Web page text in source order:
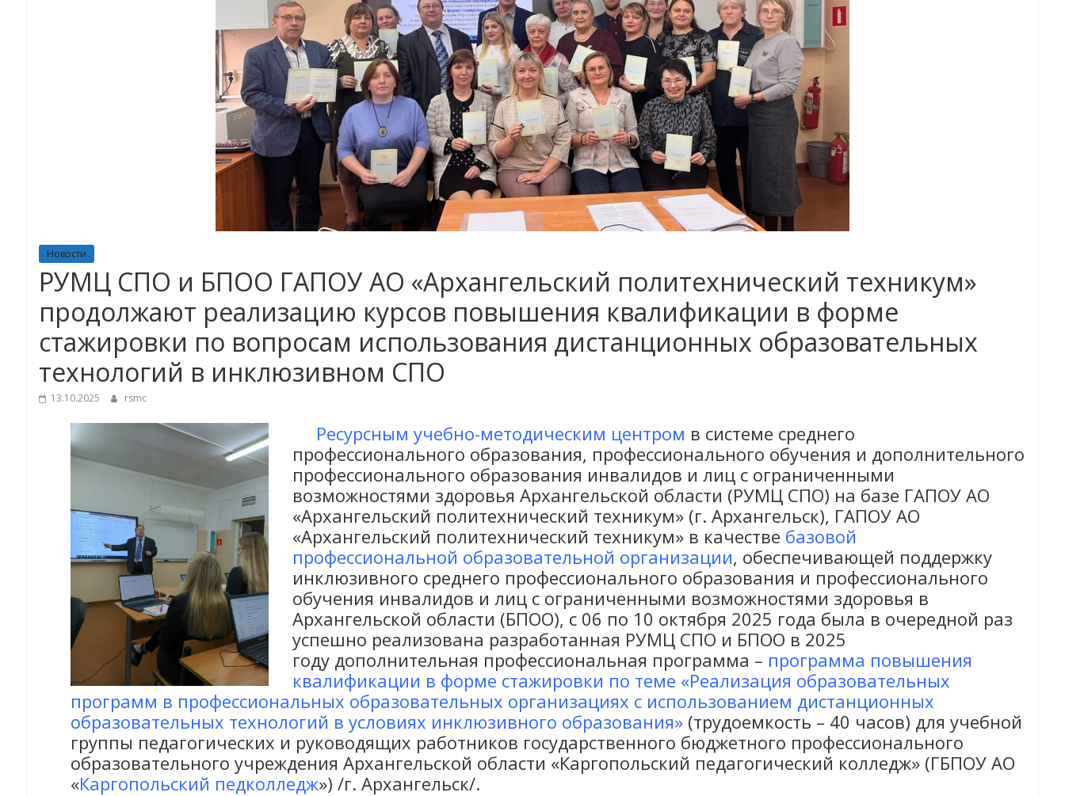
Новости
РУМЦ СПО и БПОО ГАПОУ АО «Архангельский политехнический техникум»
продолжают реализацию курсов повышения квалификации в форме
стажировки по вопросам использования дистанционных образовательных
технологий в инклюзивном СПО
13.10.2025 rsmc
Ресурсным учебно-методическим центром в системе среднего
профессионального образования, профессионального обучения и дополнительного
профессионального образования инвалидов и лиц с ограниченными
возможностями здоровья Архангельской области (РУМЦ СПО) на базе ГАПОУ АО
«Архангельский политехнический техникум» (г. Архангельск), ГАПОУ АО
«Архангельский политехнический техникум» в качестве базовой
профессиональной образовательной организации, обеспечивающей поддержку
инклюзивного среднего профессионального образования и профессионального
обучения инвалидов и лиц с ограниченными возможностями здоровья в
Архангельской области (БПОО), с 06 по 10 октября 2025 года была в очередной раз
успешно реализована разработанная РУМЦ СПО и БПОО в 2025
году дополнительная профессиональная программа – программа повышения
квалификации в форме стажировки по теме «Реализация образовательных
программ в профессиональных образовательных организациях с использованием дистанционных
образовательных технологий в условиях инклюзивного образования»(трудоемкость – 40 часов) для учебной
группы педагогических и руководящих работников государственного бюджетного профессионального
образовательного учреждения Архангельской области «Каргопольский педагогический колледж» (ГБПОУ АО
«Каргопольский педколледж») /г. Архангельск/.